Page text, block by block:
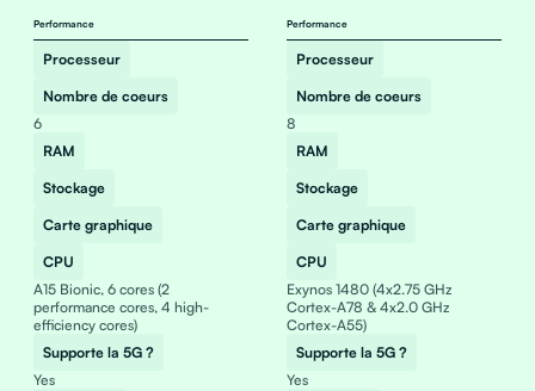
Performance
Processeur
Nombre de coeurs
6
RAM
Stockage
Carte graphique
CPU
A15 Bionic, 6 cores (2
performance cores, 4 high-
efficiency cores)
Supporte la 5G ?
Yes
Performance
Processeur
Nombre de coeurs
8
RAM
Stockage
Carte graphique
CPU
Exynos 1480 (4x2.75 GHz
Cortex-A78 & 4x2.0 GHz
Cortex-A55)
Supporte la 5G ?
Yes